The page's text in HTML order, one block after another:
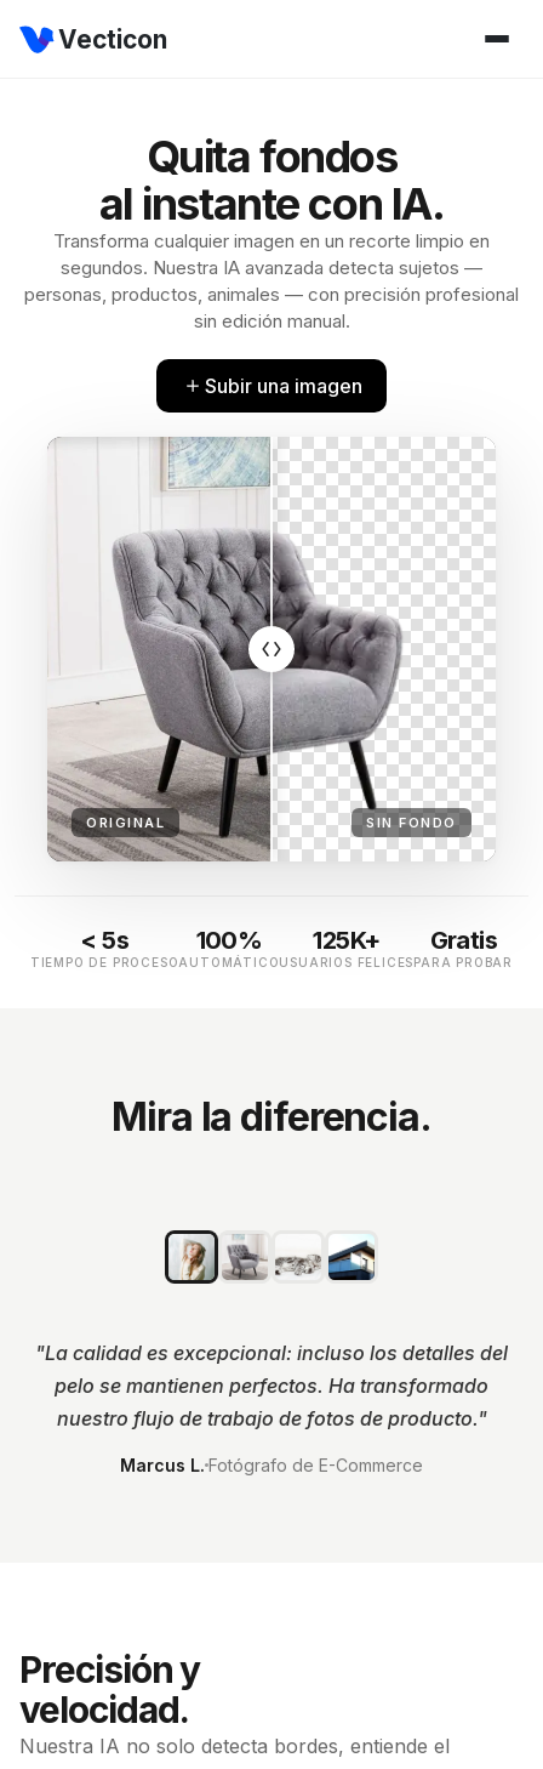
Vecticon
Quita fondos
al instante con IA.
Transforma cualquier imagen en un recorte limpio en
segundos. Nuestra IA avanzada detecta sujetos —
personas, productos, animales — con precisión profesional
sin edición manual.
ORIGINAL SIN FONDO
Subir una imagen
< 5s
TIEMPO DE PROCESO
100%
AUTOMÁTICO
125K+
USUARIOS FELICES
Gratis
PARA PROBAR
Mira la diferencia.
"La calidad es excepcional: incluso los detalles del
pelo se mantienen perfectos. Ha transformado
nuestro flujo de trabajo de fotos de producto."
Marcus L. Fotógrafo de E-Commerce
Precisión y
velocidad.
Nuestra IA no solo detecta bordes, entiende el